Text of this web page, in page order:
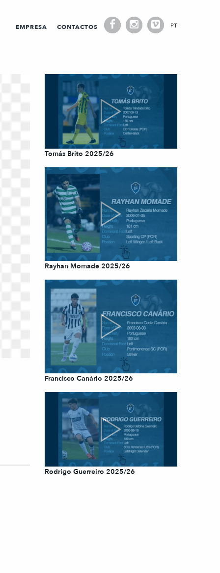
EMPRESA CONTACTOS PT
Tomás Brito 2025/26
Rayhan Momade 2025/26
Francisco Canário 2025/26
Rodrigo Guerreiro 2025/26